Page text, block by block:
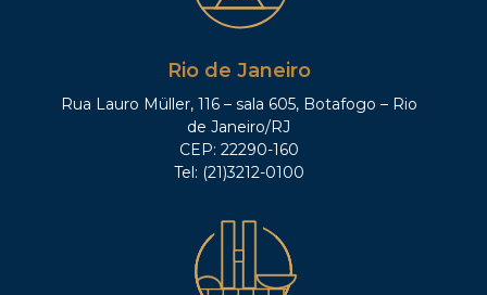
Rio de Janeiro
Rua Lauro Müller, 116 – sala 605, Botafogo – Rio
de Janeiro/RJ
CEP: 22290-160
Tel: (21)3212-0100